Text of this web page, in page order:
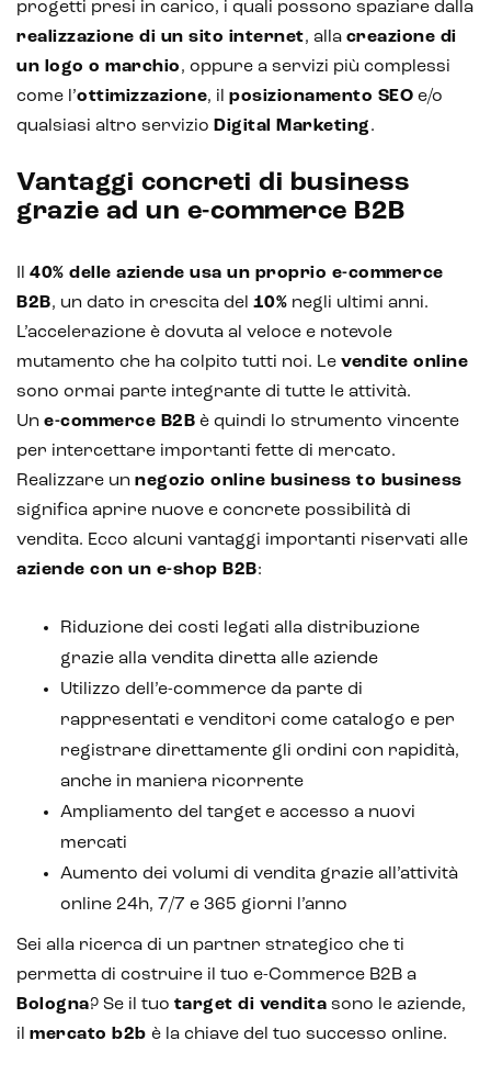
progetti presi in carico, i quali possono spaziare dalla
realizzazione di un sito internet, alla creazione di
un logo o marchio, oppure a servizi più complessi
come l’ottimizzazione, il posizionamento SEO e/o
qualsiasi altro servizio Digital Marketing.
Vantaggi concreti di business
grazie ad un e-commerce B2B
40% delle aziende usa un proprio e-commerce
B2B, un dato in crescita del 10% negli ultimi anni.
L’accelerazione è dovuta al veloce e notevole
mutamento che ha colpito tutti noi. Le vendite online
sono ormai parte integrante di tutte le attività.
Un e-commerce B2B è quindi lo strumento vincente
per intercettare importanti fette di mercato.
Realizzare un negozio online business to business
significa aprire nuove e concrete possibilità di
vendita. Ecco alcuni vantaggi importanti riservati alle
aziende con un e-shop B2B:
Riduzione dei costi legati alla distribuzione
grazie alla vendita diretta alle aziende
Utilizzo dell’e-commerce da parte di
rappresentati e venditori come catalogo e per
registrare direttamente gli ordini con rapidità,
anche in maniera ricorrente
Ampliamento del target e accesso a nuovi
mercati
Aumento dei volumi di vendita grazie all’attività
online 24h, 7/7 e 365 giorni l’anno
Sei alla ricerca di un partner strategico che ti
permetta di costruire il tuo e-Commerce B2B a
Bologna? Se il tuo target di vendita sono le aziende,
il mercato b2b è la chiave del tuo successo online.